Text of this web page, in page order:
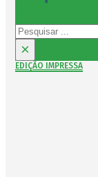
Pesquisar
×
EDIÇÃO IMPRESSA